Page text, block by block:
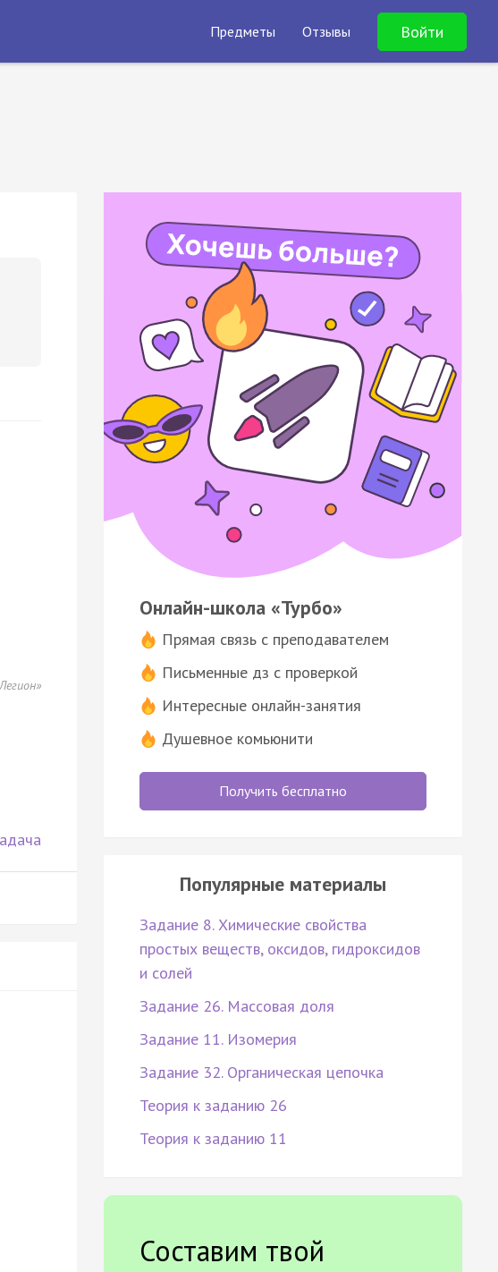
Предметы Отзывы Войти
Онлайн-школа «Турбо»
Прямая связь с преподавателем
Письменные дз с проверкой
Интересные онлайн-занятия
Душевное комьюнити
Получить бесплатно
Популярные материалы
Задание 8. Химические свойства
простых веществ, оксидов, гидроксидов
и солей
Задание 26. Массовая доля
Задание 11. Изомерия
Задание 32. Органическая цепочка
Теория к заданию 26
Теория к заданию 11
Составим твой